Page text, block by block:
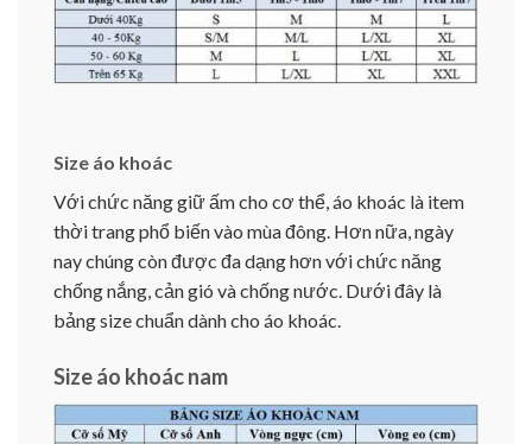
Size áo khoác
Với chức năng giữ ấm cho cơ thể, áo khoác là item
thời trang phổ biến vào mùa đông. Hơn nữa, ngày
nay chúng còn được đa dạng hơn với chức năng
chống nắng, cản gió và chống nước. Dưới đây là
bảng size chuẩn dành cho áo khoác.
Size áo khoác nam